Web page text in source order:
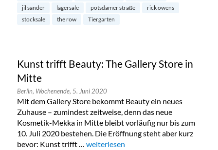
jil sander
lagersale potsdamer straße
rick owens
stocksale
the row Tiergarten
Kunst trifft Beauty: The Gallery Store in
Mitte
Berlin, Wochenende, 5. Juni 2020
Mit dem Gallery Store bekommt Beauty ein neues
Zuhause – zumindest zeitweise, denn das neue
Kosmetik-Mekka in Mitte bleibt vorläufig nur bis zum
10. Juli 2020 bestehen. Die Eröffnung steht aber kurz
bevor: Kunst trifft … „Kunst trifft Beauty: The Gallery Store
weiterlesen